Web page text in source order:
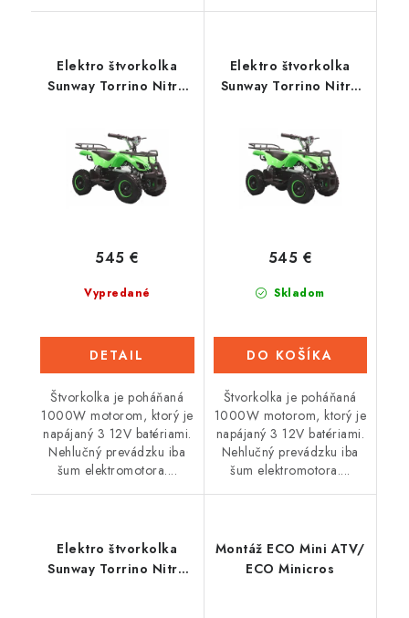
Elektro štvorkolka
Sunway Torrino Nitro
Vypredané
545 €
DETAIL
Štvorkolka je poháňaná
1000W motorom, ktorý je
napájaný 3 12V batériami.
Nehlučný prevádzku iba
šum elektromotora....
Elektro štvorkolka
Sunway Torrino Nitro
Skladom
545 €
DO KOŠÍKA
Štvorkolka je poháňaná
1000W motorom, ktorý je
napájaný 3 12V batériami.
Nehlučný prevádzku iba
šum elektromotora....
Elektro štvorkolka
Sunway Torrino Nitro
Montáž ECO Mini ATV/
ECO Minicros